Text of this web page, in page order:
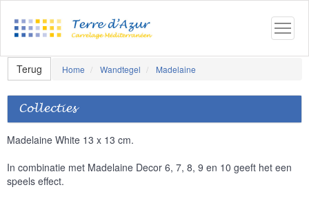
Terug Home Wandtegel Madelaine
Collecties
Madelaine White 13 x 13 cm.
In combinatie met Madelaine Decor 6, 7, 8, 9 en 10 geeft het een
speels effect.